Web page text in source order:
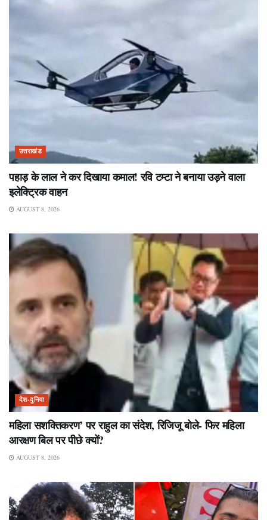
उत्तराखंड
पहाड़ के लाल ने कर दिखाया कमाल! रवि टम्टा ने बनाया उड़ने वाला
इलेक्ट्रिक वाहन
AUGUST 8, 2026
देश-दुनिया
महिला सशक्तिकरण’ पर राहुल का संदेश, रिजिजू बोले- फिर महिला
आरक्षण बिल पर पीछे क्यों?
AUGUST 8, 2026